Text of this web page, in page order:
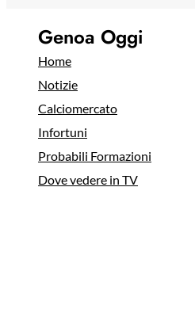
Genoa Oggi
Home
Notizie
Calciomercato
Infortuni
Probabili Formazioni
Dove vedere in TV